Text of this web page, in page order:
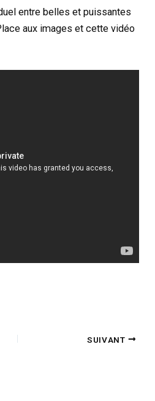
entre belles et puissantes
aux images et cette vidéo
SUIVANT